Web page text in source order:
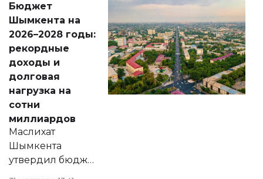
народу
Венесуэлы.
Бюджет
Шымкента на
2026–2028 годы:
рекордные
доходы и
долговая
нагрузка на
сотни
миллиардов
Маслихат
Шымкента
утвердил бюджет